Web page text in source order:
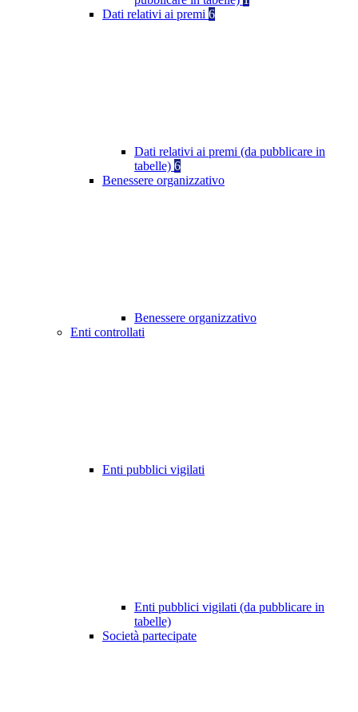
Dati relativi ai premi 6
Dati relativi ai premi (da pubblicare in
tabelle) 6
Benessere organizzativo
Benessere organizzativo
Enti controllati
Enti pubblici vigilati
Enti pubblici vigilati (da pubblicare in
tabelle)
Società partecipate